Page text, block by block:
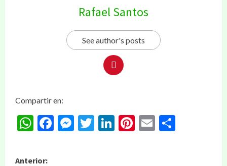
Rafael Santos
See author's posts
Compartir en:
WhatsApp
Facebook
Messenger
Twitter
LinkedIn
Pinterest
Email
Anterior: